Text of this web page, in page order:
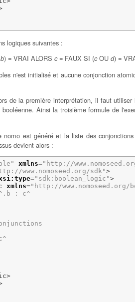
logiques suivantes :
b) = VRAI ALORS c= FAUX SI (cOU d) =
n'est initialisé et aucune conjonction
de la première interprétation, il faut
Ainsi la troisième formule de
est généré et la liste des
devient alors :
xmlns="http://
www.nomoseed.org/sdk">
="sdk:boolean_logic">
xmlns="http://www.nomoseed.org/
: c^
>